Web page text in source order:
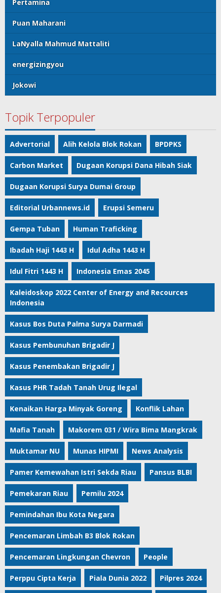
Pertamina
Puan Maharani
LaNyalla Mahmud Mattaliti
energizingyou
Jokowi
Topik Terpopuler
Advertorial Alih Kelola Blok Rokan BPDPKS
Carbon Market Dugaan Korupsi Dana Hibah Siak
Dugaan Korupsi Surya Dumai Group
Editorial Urbannews.id Erupsi Semeru
Gempa Tuban Human Traficking
Ibadah Haji 1443 H Idul Adha 1443 H
Idul Fitri 1443 H Indonesia Emas 2045
Kaleidoskop 2022 Center of Energy and Recources
Indonesia
Kasus Bos Duta Palma Surya Darmadi
Kasus Pembunuhan Brigadir J
Kasus Penembakan Brigadir J
Kasus PHR Tadah Tanah Urug Ilegal
Kenaikan Harga Minyak Goreng Konflik Lahan
Mafia Tanah Makorem 031 / Wira Bima Mangkrak
Muktamar NU Munas HIPMI News Analysis
Pamer Kemewahan Istri Sekda Riau Pansus BLBI
Pemekaran Riau Pemilu 2024
Pemindahan Ibu Kota Negara
Pencemaran Limbah B3 Blok Rokan
Pencemaran Lingkungan Chevron People
Perppu Cipta Kerja Piala Dunia 2022 Pilpres 2024